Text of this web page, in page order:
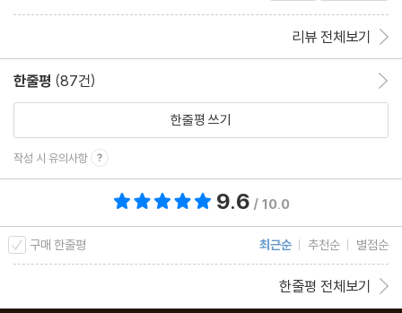
에필로그
리뷰 전체보기
한줄평 (87건)
한줄평 쓰기
작성 시 유의사항
9.6 / 10.0
구매 한줄평 최근순 추천순 별점순
한줄평 전체보기